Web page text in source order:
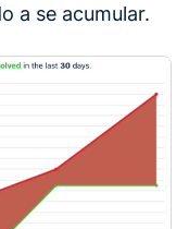
a se acumular.